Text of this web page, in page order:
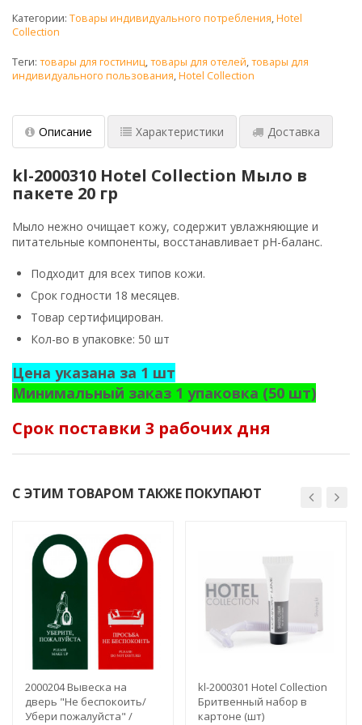
Категории: Товары индивидуального потребления,Hotel
Collection
Теги: товары для гостиниц,товары для отелей,товары для
индивидуального пользования,Hotel Collection
Описание Характеристики Доставка
kl-2000310 Hotel Collection Мыло в
пакете 20 гр
Мыло нежно очищает кожу, содержит увлажняющие и
питательные компоненты, восстанавливает pH-баланс.
Подходит для всех типов кожи.
Срок годности 18 месяцев.
Товар сертифицирован.
Кол-во в упаковке: 50 шт
Цена указана за 1 шт
Минимальный заказ 1 упаковка (50 шт)
Срок поставки 3 рабочих дня
С ЭТИМ ТОВАРОМ ТАКЖЕ ПОКУПАЮТ
2000204 Вывеска на
дверь "Не беспокоить/
Убери пожалуйста" /
kl-2000301 Hotel Collection
Бритвенный набор в
картоне (шт)